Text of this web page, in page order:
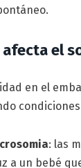
afecta el
en el
: las
a un bebé